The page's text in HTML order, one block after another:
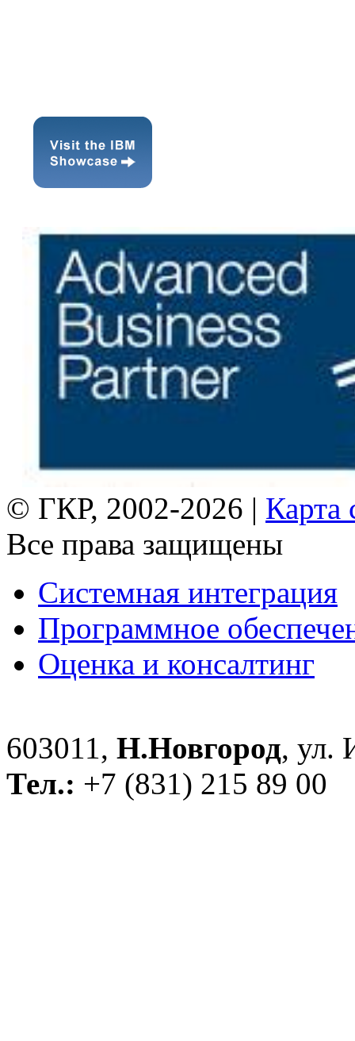
© ГКР, 2002-2026 | Карта
Все права защищены
Системная интеграция
Программное
Оценка и консалтинг
603011, Н.Новгород, ул.
Тел.: +7 (831) 215 89 00